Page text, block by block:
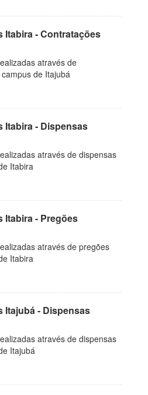
Itabira - Contratações
através de
de Itajubá
Itabira - Dispensas
através de dispensas
Itabira
Itabira - Pregões
através de pregões
Itabira
Itajubá - Dispensas
através de dispensas
Itajubá